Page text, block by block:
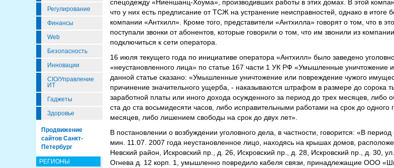
Регулирование
Финансы
Web
Безопасность
Инновации
CIO/Управление
ИТ
Гаджеты
Здоровье
Продвижение
сайтов Санкт-
Петербург
РЕГИОНЫ
спецодежду «Ниеншанц-Хоума», производивших работы в этих домах. В этой
что у них есть предписание от ТСЖ на устранение неисправностей, однако в итоге
компании «Антхилл». Кроме того, представители «Антхилла» говорят о том, что в
поступали звонки от абонентов, которые говорили о том, что им звонили из
подключиться к сети оператора.
16 июля текущего года по инициативе оператора «Антхилл» было заведено
«неустановленного лица» по статье 167 части 1 УК РФ «Умышленные уничтожение
данной статье сказано: «Умышленные уничтожение или повреждение чужого
причинение значительного ущерба, - наказываются штрафом в размере до сорока
заработной платы или иного дохода осужденного за период до трех месяцев, либо
ста до ста восьмидесяти часов, либо исправительными работами на срок до одного
месяцев, либо лишением свободы на срок до двух лет».
В постановлении о возбуждении уголовного дела, в частности, говорится: «В
мин. 11.07. 2007 года неустановленное лицо, находясь на крышах домов,
Невский район, Искровский пр., д. 26, Искровский пр., д. 28, Искровский пр., д. 30,
Огнева д. 12 корп. 1, умышленно повредило кабеля связи, принадлежащие ООО